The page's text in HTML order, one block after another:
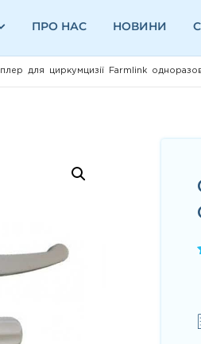
ПРО НАС НОВИНИ
для циркумцизії Farmlink